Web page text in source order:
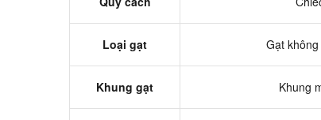
Loại gạt Gạt
Khung gạt Khung